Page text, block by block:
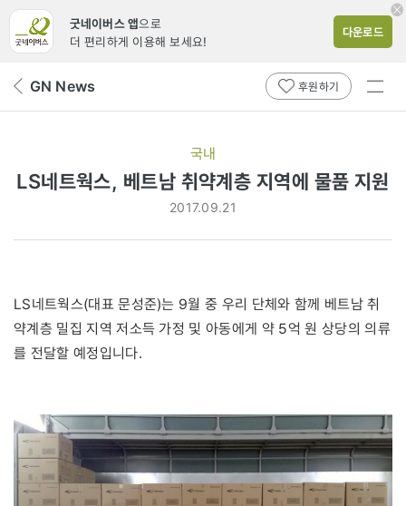
굿네이버스 앱으로
더 편리하게 이용해 보세요!
다운로드
뒤 GN News 후원하기
전체
국내
LS네트웍스, 베트남 취약계층 지역에 물품 지원
2017.09.21
LS네트웍스(대표 문성준)는 9월 중 우리 단체와 함께 베트남 취
약계층 밀집 지역 저소득 가정 및 아동에게 약 5억 원 상당의 의류
를 전달할 예정입니다.